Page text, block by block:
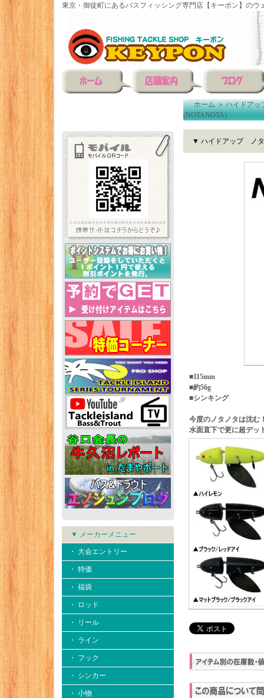
東京・御徒町にあるバスフィッシング専門店【キーポン】のウ
▼ メーカーメニュー
・ 大会エントリー
・ 特価
・ 福袋
・ ロッド
・ リール
・ ライン
・ フック
・ シンカー
・ 小物
ホーム＞ハイドアッ
(NOTANOTA)
▼ ハイドアップ ノタ
■115mm
■約56g
■シンキング
今度のノタノタは沈む
水面直下で更に超デッ